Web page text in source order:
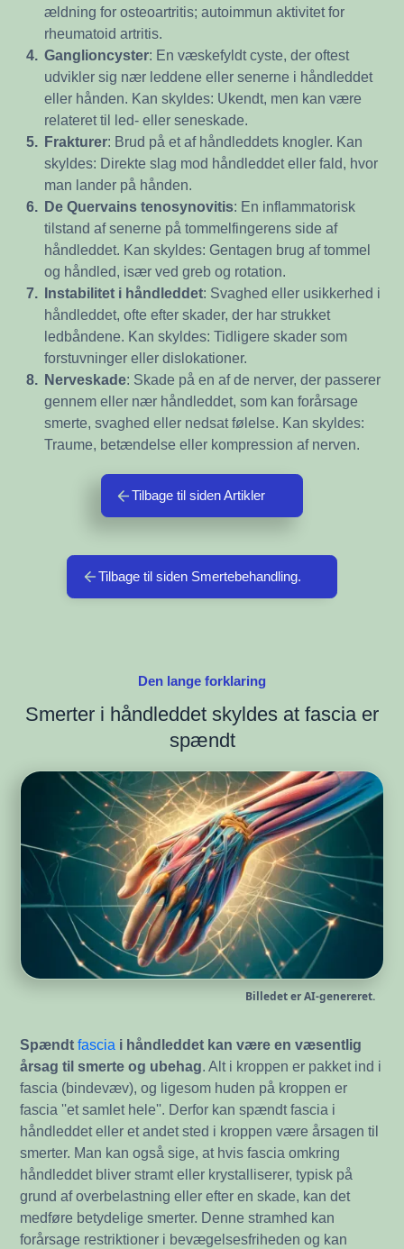
ældning for osteoartritis; autoimmun aktivitet for
rheumatoid artritis.
4. Ganglioncyster: En væskefyldt cyste, der oftest
udvikler sig nær leddene eller senerne i håndleddet
eller hånden. Kan skyldes: Ukendt, men kan være
relateret til led- eller seneskade.
5. Frakturer: Brud på et af håndleddets knogler. Kan
skyldes: Direkte slag mod håndleddet eller fald, hvor
man lander på hånden.
6. De Quervains tenosynovitis: En inflammatorisk
tilstand af senerne på tommelfingerens side af
håndleddet. Kan skyldes: Gentagen brug af tommel
og håndled, især ved greb og rotation.
7. Instabilitet i håndleddet: Svaghed eller usikkerhed i
håndleddet, ofte efter skader, der har strukket
ledbåndene. Kan skyldes: Tidligere skader som
forstuvninger eller dislokationer.
8. Nerveskade: Skade på en af de nerver, der passerer
gennem eller nær håndleddet, som kan forårsage
smerte, svaghed eller nedsat følelse. Kan skyldes:
Traume, betændelse eller kompression af nerven.
Tilbage til siden Artikler
Tilbage til siden Smertebehandling.
Den lange forklaring
Smerter i håndleddet skyldes at fascia er
spændt
Billedet er AI-genereret.
Spændtfascia i håndleddet kan være en væsentlig
årsag til smerte og ubehag. Alt i kroppen er pakket ind i
fascia (bindevæv), og ligesom huden på kroppen er
fascia ''et samlet hele''. Derfor kan spændt fascia i
håndleddet eller et andet sted i kroppen være årsagen til
smerter. Man kan også sige, at hvis fascia omkring
håndleddet bliver stramt eller krystalliserer, typisk på
grund af overbelastning eller efter en skade, kan det
medføre betydelige smerter. Denne stramhed kan
forårsage restriktioner i bevægelsesfriheden og kan